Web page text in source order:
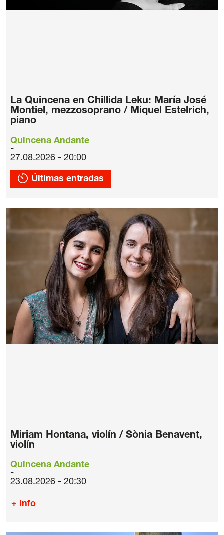
La Quincena en Chillida Leku: María José
Montiel, mezzosoprano / Miquel Estelrich,
piano
Quincena Andante
27.08.2026 - 20:00
Últimas entradas
Miriam Hontana, violín / Sònia Benavent,
violín
Quincena Andante
23.08.2026 - 20:30
+ Info